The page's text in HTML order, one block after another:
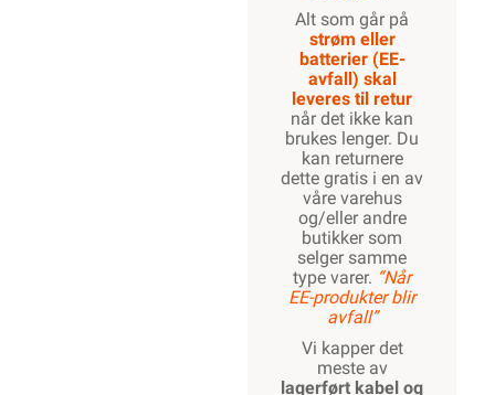
Alt som går på
strøm eller
batterier (EE-
avfall) skal
leveres til retur
når det ikke kan
brukes lenger. Du
kan returnere
dette gratis i en av
våre varehus
og/eller andre
butikker som
selger samme
type varer. “Når
EE-produkter blir
avfall”
Vi kapper det
meste av
lagerført kabel og